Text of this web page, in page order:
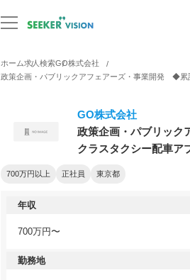
ホーム求人検索GO株式会社
政策企画・パブリックアフェアーズ・事業開発 ◆累
GO株式会社
政策企画・パブリッ
クラスタクシー配車ア
700万円以上 正社員 東京都
年収
700万円〜
勤務地